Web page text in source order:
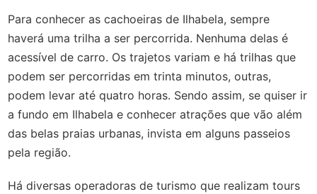
Para conhecer as cachoeiras de Ilhabela, sempre
haverá uma trilha a ser percorrida. Nenhuma delas é
acessível de carro. Os trajetos variam e há trilhas que
podem ser percorridas em trinta minutos, outras,
podem levar até quatro horas. Sendo assim, se quiser ir
a fundo em Ilhabela e conhecer atrações que vão além
das belas praias urbanas, invista em alguns passeios
pela região.
Há diversas operadoras de turismo que realizam tours